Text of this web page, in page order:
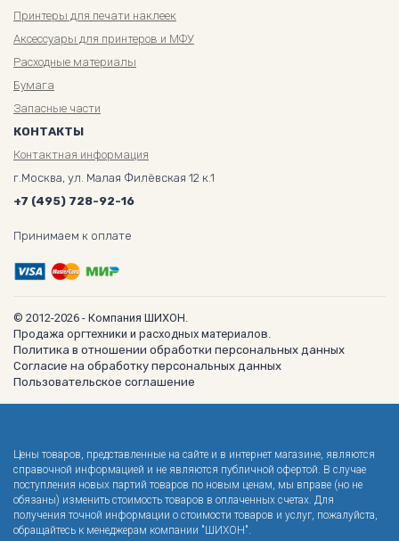
Принтеры для печати наклеек
Аксессуары для принтеров и МФУ
Расходные материалы
Бумага
Запасные части
КОНТАКТЫ
Контактная информация
г.Москва, ул. Малая Филёвская 12 к.1
+7 (495) 728-92-16
Принимаем к оплате
© 2012-2026 - Компания ШИХОН.
Продажа оргтехники и расходных материалов.
Политика в отношении обработки персональных данных
Согласие на обработку персональных данных
Пользовательское соглашение
Цены товаров, представленные на сайте и в интернет магазине, являются
справочной информацией и не являются публичной офертой. В случае
поступления новых партий товаров по новым ценам, мы вправе (но не
обязаны) изменить стоимость товаров в оплаченных счетах. Для
получения точной информации о стоимости товаров и услуг, пожалуйста,
обращайтесь к менеджерам компании "ШИХОН".